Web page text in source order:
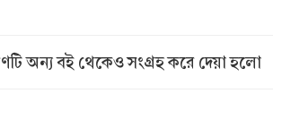
অন্য বই থেকেও সংগ্রহ করে দেয়া হলো